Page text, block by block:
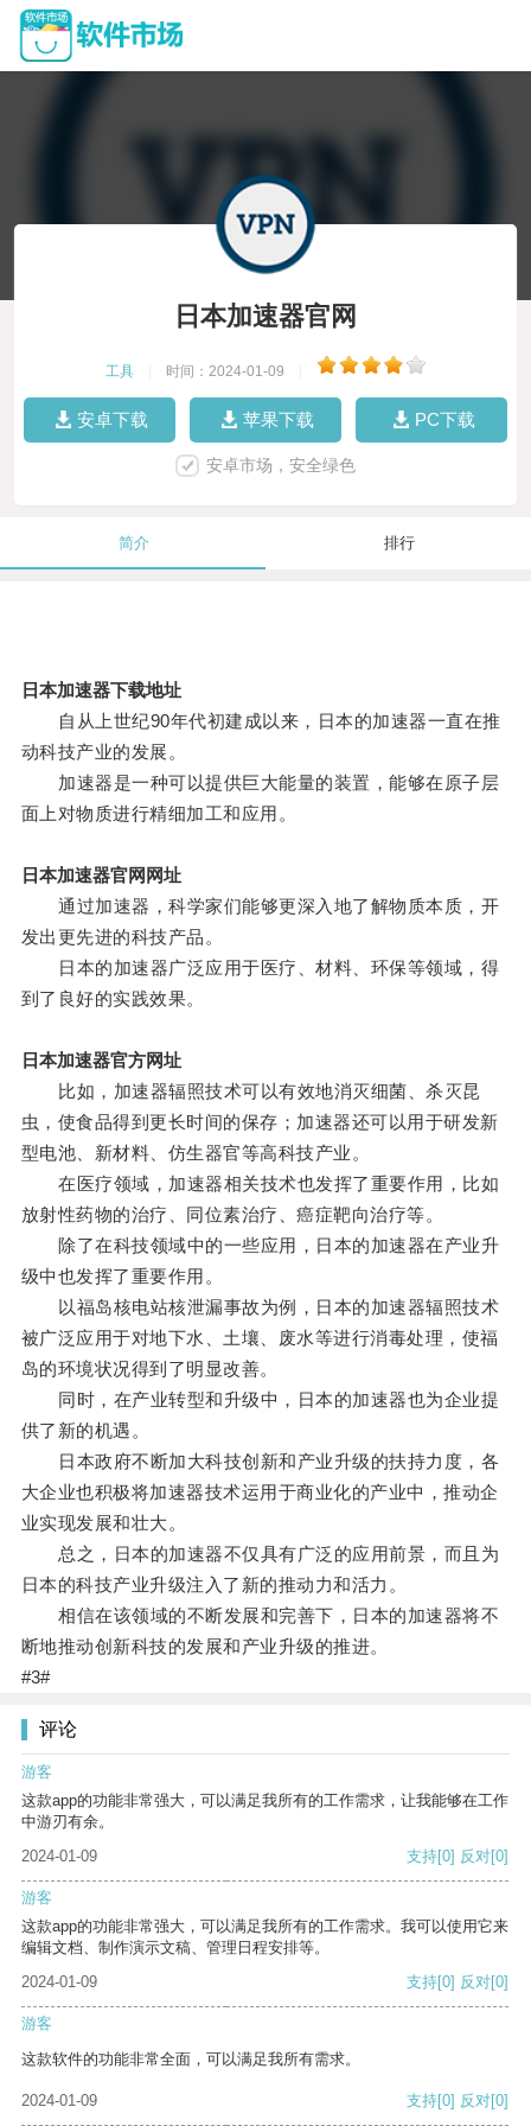
日本加速器官网
工具 时间：2024-01-09
安卓下载 苹果下载 PC下载
安卓市场，安全绿色
简介 排行
日本加速器下载地址
自从上世纪90年代初建成以来，日本的加速器一直在推
动科技产业的发展。
加速器是一种可以提供巨大能量的装置，能够在原子层
面上对物质进行精细加工和应用。
日本加速器官网网址
通过加速器，科学家们能够更深入地了解物质本质，开
发出更先进的科技产品。
日本的加速器广泛应用于医疗、材料、环保等领域，得
到了良好的实践效果。
日本加速器官方网址
比如，加速器辐照技术可以有效地消灭细菌、杀灭昆
虫，使食品得到更长时间的保存；加速器还可以用于研发新
型电池、新材料、仿生器官等高科技产业。
在医疗领域，加速器相关技术也发挥了重要作用，比如
放射性药物的治疗、同位素治疗、癌症靶向治疗等。
除了在科技领域中的一些应用，日本的加速器在产业升
级中也发挥了重要作用。
以福岛核电站核泄漏事故为例，日本的加速器辐照技术
被广泛应用于对地下水、土壤、废水等进行消毒处理，使福
岛的环境状况得到了明显改善。
同时，在产业转型和升级中，日本的加速器也为企业提
供了新的机遇。
日本政府不断加大科技创新和产业升级的扶持力度，各
大企业也积极将加速器技术运用于商业化的产业中，推动企
业实现发展和壮大。
总之，日本的加速器不仅具有广泛的应用前景，而且为
日本的科技产业升级注入了新的推动力和活力。
相信在该领域的不断发展和完善下，日本的加速器将不
断地推动创新科技的发展和产业升级的推进。
#3#
评论
游客
这款app的功能非常强大，可以满足我所有的工作需求，让我能够在工作
中游刃有余。
2024-01-09
支持[0] 反对[0]
游客
这款app的功能非常强大，可以满足我所有的工作需求。我可以使用它来
编辑文档、制作演示文稿、管理日程安排等。
2024-01-09
支持[0] 反对[0]
游客
这款软件的功能非常全面，可以满足我所有需求。
2024-01-09 支持[0] 反对[0]